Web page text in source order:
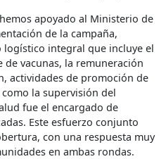
hemos apoyado al Ministerio de
de la campaña,
integral que incluye el
vacunas, la remuneración
actividades de promoción de
la supervisión del
fue el encargado de
Este esfuerzo conjunto
con una respuesta muy
en ambas rondas.